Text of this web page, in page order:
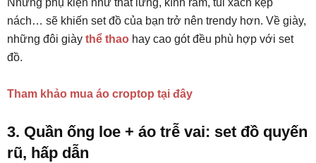
Những phụ kiện như thắt lưng, kính râm, túi xách kẹp
nách… sẽ khiến set đồ của bạn trở nên trendy hơn. Về giày,
những đôi giày thể thao hay cao gót đều phù hợp với set
đồ.
Tham khảo mua áo croptop tại đây
3. Quần ống loe + áo trễ vai: set đồ quyến
rũ, hấp dẫn